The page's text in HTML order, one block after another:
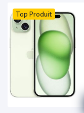
Top Produit